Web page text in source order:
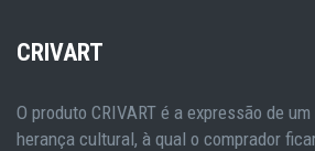
CRIVART
O produto CRIVART é a expressão de
herança cultural, à qual o comprador